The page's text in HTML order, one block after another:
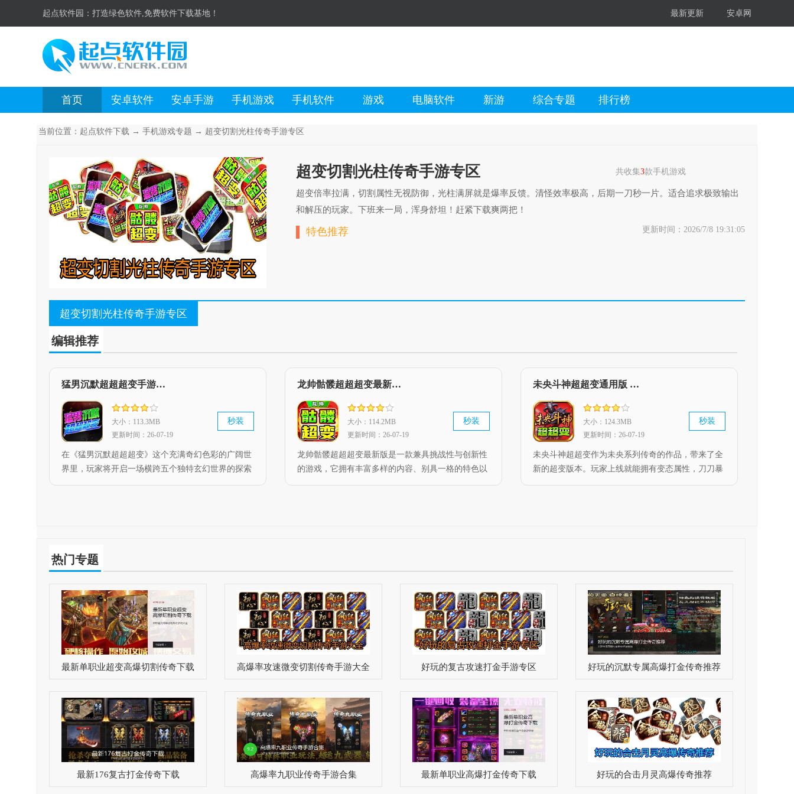
起点软件园： 打造绿色软件,免费软件下载基地！ 最新更新 安卓网
首页 安卓软件 安卓手游 手机游戏 手机软件 游戏 电脑软件 新游 综合专题 排行榜
当前位置： 起点软件下载 → 手机游戏专题 → 超变切割光柱传奇手游专区
共收集3款手机游戏
超变切割光柱传奇手游专区
超变倍率拉满，切割属性无视防御，光柱满屏就是爆率反馈。清怪效率极高，后期一刀秒一片。适合追求极致输出
和解压的玩家。下班来一局，浑身舒坦！赶紧下载爽两把！
特色推荐 更新时间：2026/7/8 19:31:05
超变切割光柱传奇手游专区
编辑推荐
猛男沉默超超超变手游版 V4.5.2
大小：113.3MB
更新时间：26-07-19
秒装
在《猛男沉默超超超变》这个充满奇幻色彩的广阔世
界里，玩家将开启一场横跨五个独特玄幻世界的探索
之旅。每个世界都承载着丰满的剧情脉络与多样的任
属性与外观，为玩家的收集与搭配提供了充足的选择
空间。
龙帅骷髅超超超变最新版 V4.4.8
大小：114.2MB
更新时间：26-07-19
秒装
龙帅骷髅超超超变最新版是一款兼具挑战性与创新性
的游戏，它拥有丰富多样的内容、别具一格的特色以
及精彩纷呈的体验，无论是偏好单人模式还是多人模
未央斗神超超变通用版 V4.5.1
大小：124.3MB
更新时间：26-07-19
秒装
未央斗神超超变作为未央系列传奇的作品，带来了全
新的超变版本。玩家上线就能拥有变态属性，刀刀暴
击且附带切割效果，打怪轻松得如同砍瓜切菜，毫无
热门专题
最新单职业超变高爆切割传奇下载 高爆率攻速微变切割传奇手游大全 好玩的复古攻速打金手游专区 好玩的沉默专属高爆打金传奇推荐
最新176复古打金传奇下载 高爆率九职业传奇手游合集 最新单职业高爆打金传奇下载 好玩的合击月灵高爆传奇推荐